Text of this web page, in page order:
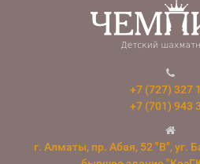
+7 (727) 327
+7 (701) 943
г. Алматы, пр. Абая, 52 "В", уг.